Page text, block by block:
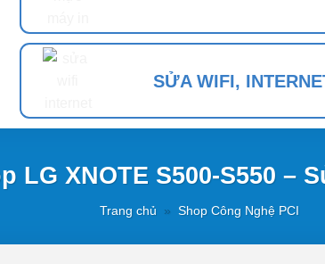
SỬA WIFI,
LG XNOTE S500-S550 –
Trang chủ » Shop Công Nghệ PCI